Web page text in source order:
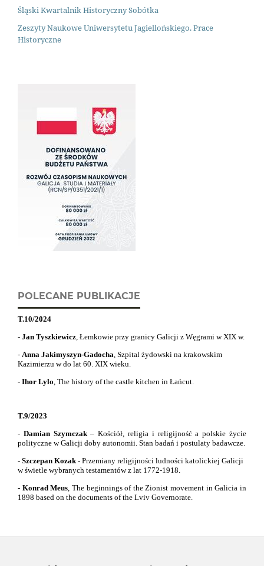
Śląski Kwartalnik Historyczny Sobótka
Zeszyty Naukowe Uniwersytetu Jagiellońskiego. Prace
Historyczne
POLECANE PUBLIKACJE
T.10/2024
- Jan Tyszkiewicz, Łemkowie przy granicy Galicji z Węgrami w XIX w.
- Anna Jakimyszyn-Gadocha, Szpital żydowski na krakowskim
Kazimierzu w do lat 60. XIX wieku.
- Ihor Lylo, The history of the castle kitchen in Łańcut.
T.9/2023
- Damian Szymczak– Kościół, religia i religijność a polskie życie
polityczne w Galicji doby autonomii. Stan badań i postulaty badawcze.
- Szczepan Kozak- Przemiany religijności ludności katolickiej Galicji
w świetle wybranych testamentów z lat 1772-1918.
- Konrad Meus, The beginnings of the Zionist movement in Galicia in
1898 based on the documents of the Lviv Governorate.